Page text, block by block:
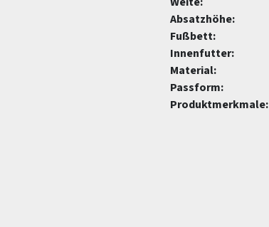
Absatzhöhe:
Fußbett:
Innenfutter:
Material:
Passform:
Produktmerkmale: